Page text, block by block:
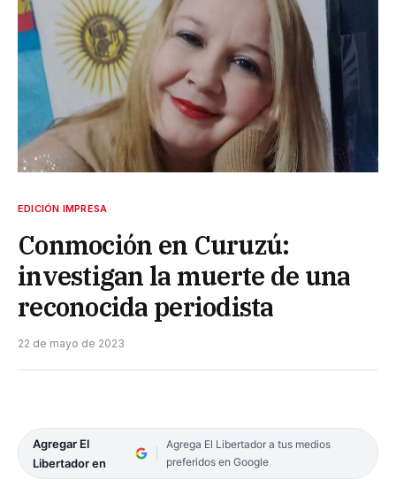
EDICIÓN IMPRESA
Conmoción en Curuzú:
investigan la muerte de una
reconocida periodista
22 de mayo de 2023
Agregar El
Libertador en
Agrega El Libertador a tus medios
preferidos en Google